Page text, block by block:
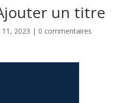
un titre
11, 2023 | 0 commentaires